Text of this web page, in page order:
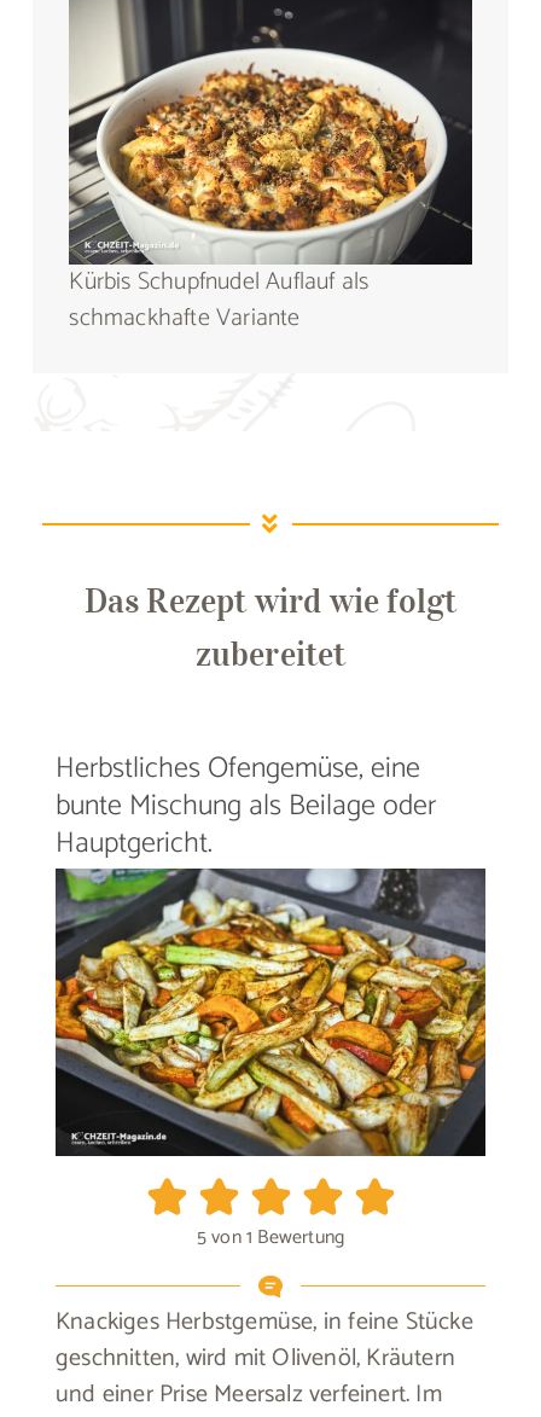
Kürbis Schupfnudel Auflauf als
schmackhafte Variante
Das Rezept wird wie folgt
zubereitet
Herbstliches Ofengemüse, eine
bunte Mischung als Beilage oder
Hauptgericht.
5von 1 Bewertung
Knackiges Herbstgemüse, in feine Stücke
geschnitten, wird mit Olivenöl, Kräutern
und einer Prise Meersalz verfeinert. Im